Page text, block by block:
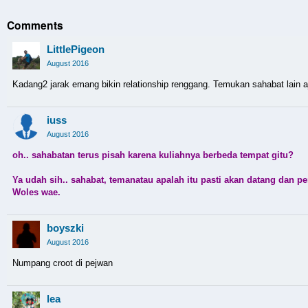
Comments
LittlePigeon
August 2016
Kadang2 jarak emang bikin relationship renggang. Temukan sahabat lain
iuss
August 2016
oh.. sahabatan terus pisah karena kuliahnya berbeda tempat gitu?
Ya udah sih.. sahabat, temanatau apalah itu pasti akan datang dan
Woles wae.
boyszki
August 2016
Numpang croot di pejwan
lea